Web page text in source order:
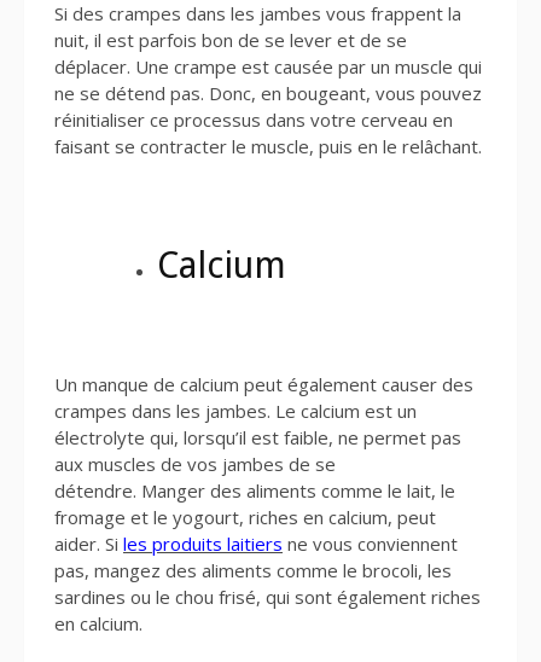
Si des crampes dans les jambes vous frappent la
nuit, il est parfois bon de se lever et de se
déplacer. Une crampe est causée par un muscle qui
ne se détend pas. Donc, en bougeant, vous pouvez
réinitialiser ce processus dans votre cerveau en
faisant se contracter le muscle, puis en le relâchant.
Calcium
Un manque de calcium peut également causer des
crampes dans les jambes. Le calcium est un
électrolyte qui, lorsqu’il est faible, ne permet pas
aux muscles de vos jambes de se
détendre. Manger des aliments comme le lait, le
fromage et le yogourt, riches en calcium, peut
aider. Si les produits laitiers ne vous conviennent
pas, mangez des aliments comme le brocoli, les
sardines ou le chou frisé, qui sont également riches
en calcium.